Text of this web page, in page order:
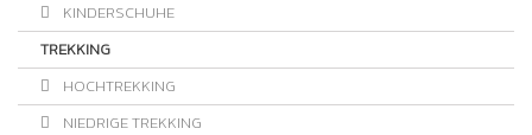
KINDERSCHUHE
TREKKING
HOCHTREKKING
NIEDRIGE TREKKING